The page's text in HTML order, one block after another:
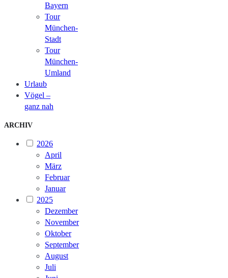
Bayern
Tour
München-
Stadt
Tour
München-
Umland
Urlaub
Vögel –
ganz nah
ARCHIV
2026
April
März
Februar
Januar
2025
Dezember
November
Oktober
September
August
Juli